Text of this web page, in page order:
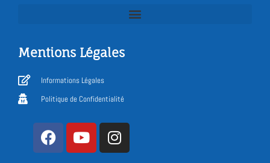
Mentions Légales
Informations Légales
Politique de Confidentialité